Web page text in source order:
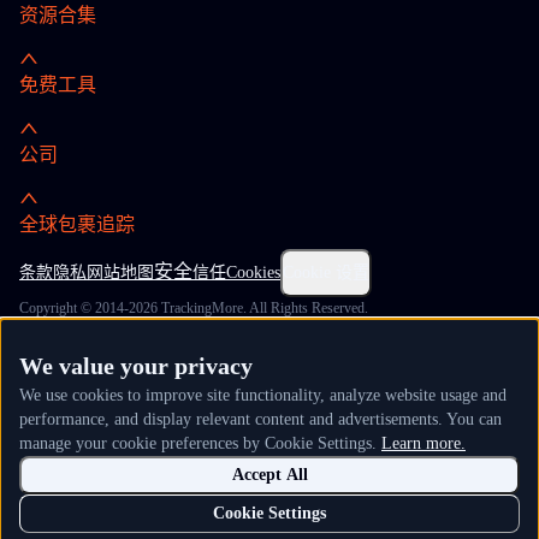
资源合集
免费工具
公司
全球包裹追踪
条款隐私 网站地图 安全信任Cookies
Copyright © 2014-2026 TrackingMore. All Rights Reserved.
We value your privacy
We use cookies to improve site functionality, analyze website usage and
performance, and display relevant content and advertisements. You can
manage your cookie preferences by Cookie Settings. Learn more.
Cookie Settings
Accept All